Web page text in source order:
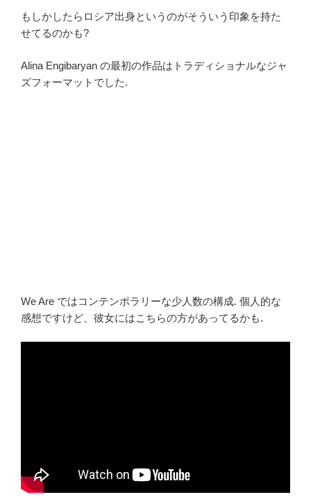
もしかしたらロシア出身というのがそういう印象を持た
せてるのかも?
Alina Engibaryan の最初の作品はトラディショナルなジャ
ズフォーマットでした.
We Are ではコンテンポラリーな少人数の構成. 個人的な
感想ですけど、彼女にはこちらの方があってるかも.